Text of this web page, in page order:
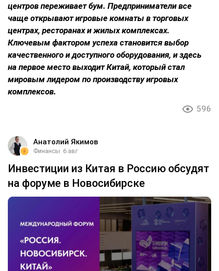
центров переживает бум. Предприниматели все
чаще открывают игровые комнаты в торговых
центрах, ресторанах и жилых комплексах.
Ключевым фактором успеха становится выбор
качественного и доступного оборудования, и здесь
на первое место выходит Китай, который стал
мировым лидером по производству игровых
комплексов.
596
Анатолий Якимов
Финансы 6 авг
Инвестиции из Китая в Россию обсудят
на форуме в Новосибирске